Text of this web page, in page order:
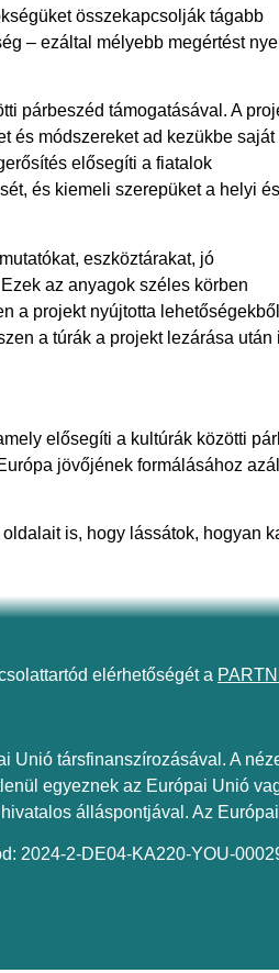
összekapcsolják tágabb
– ezáltal mélyebb megértést
párbeszéd támogatásával. A
és módszereket ad kezükbe saját
elősegíti a fiatalok
és kiemeli szerepüket a helyi és
eszköztárakat, jó
az anyagok széles körben
a projekt nyújtotta
a túrák a projekt lezárása után
elősegíti a kultúrák közötti
jövőjének formálásához
is, hogy lássátok, hogyan
elérhetőségét a
Unió társfinanszírozásával. A
egyeznek az Európai Unió
álláspontjával. Az
2024-2-DE04-KA220-YOU-